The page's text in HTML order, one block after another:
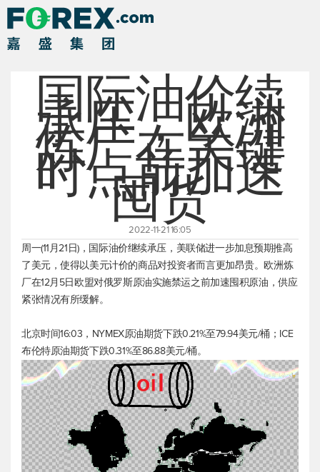
国际油价续
承压，欧洲
炼厂在关键
时点前加速
囤货
2022-11-21 16:05
周一(11月21日)，国际油价继续承压，美联储进一步加息预期推高
了美元，使得以美元计价的商品对投资者而言更加昂贵。欧洲炼
厂在12月5日欧盟对俄罗斯原油实施禁运之前加速囤积原油，供应
紧张情况有所缓解。
北京时间16:03，NYMEX原油期货下跌0.21%至79.94美元/桶；ICE
布伦特原油期货下跌0.31%至86.88美元/桶。